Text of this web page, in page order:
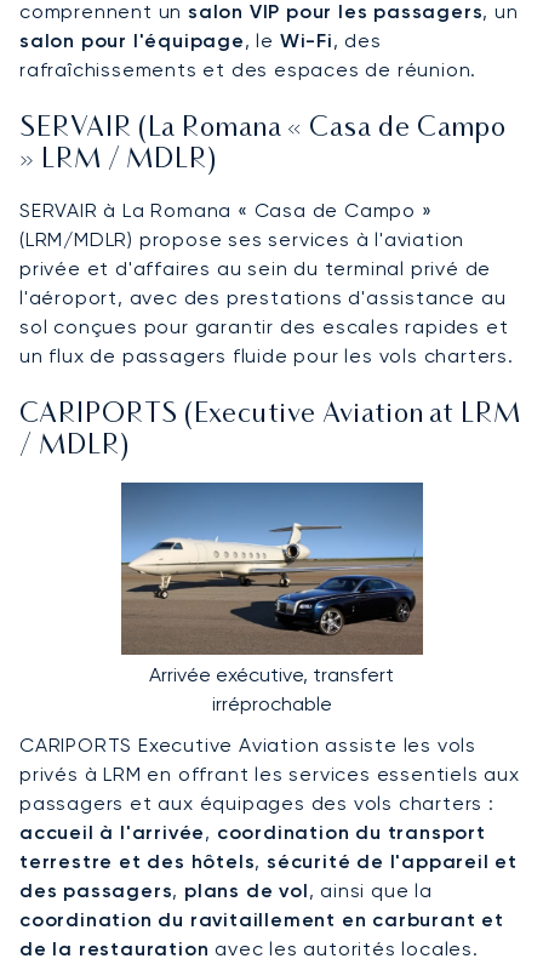
comprennent unsalon VIP pour les passagers, un
salon pour l'équipage, le Wi-Fi, des
rafraîchissements et des espaces de réunion.
SERVAIR (La Romana « Casa de Campo
» LRM / MDLR)
SERVAIR à La Romana « Casa de Campo »
(LRM/MDLR) propose ses services à l'aviation
privée et d'affaires au sein du terminal privé de
l'aéroport, avec des prestations d'assistance au
sol conçues pour garantir des escales rapides et
un flux de passagers fluide pour les vols charters.
CARIPORTS (Executive Aviation at LRM
/ MDLR)
Arrivée exécutive, transfert
irréprochable
CARIPORTS Executive Aviation assiste les vols
privés à LRM en offrant les services essentiels aux
passagers et aux équipages des vols charters :
accueil à l'arrivée, coordination du transport
terrestre et des hôtels,sécurité de l'appareil et
des passagers, plans de vol, ainsi que la
coordination du ravitaillement en carburant et
de la restauration avec les autorités locales.